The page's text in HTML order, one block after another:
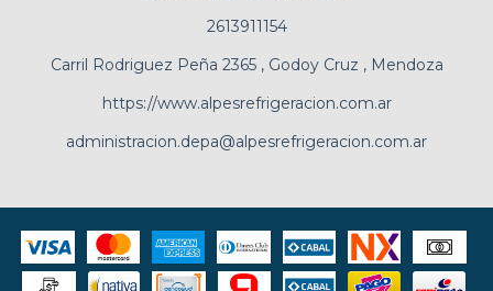
2613911154
Carril Rodriguez Peña 2365 , Godoy Cruz , Mendoza
https://www.alpesrefrigeracion.com.ar
administracion.depa@alpesrefrigeracion.com.ar